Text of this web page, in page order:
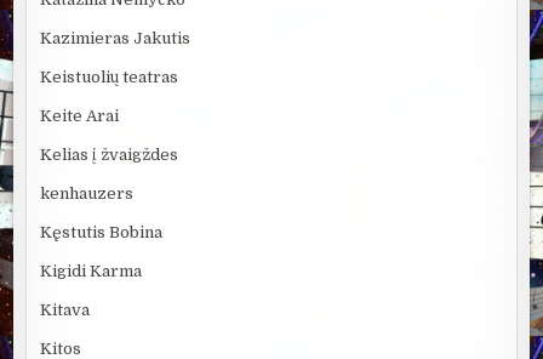
Kazimieras Jakutis
Keistuolių teatras
Keite Arai
Kelias į žvaigždes
kenhauzers
Kęstutis Bobina
Kigidi Karma
Kitava
Kitos